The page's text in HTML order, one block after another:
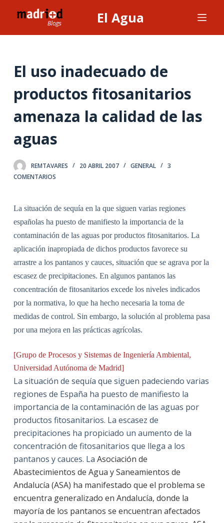
l
n
e
n
d
o
El Agua
El uso inadecuado de
productos fitosanitarios
amenaza la calidad de las
aguas
REMTAVARES 20 ABRIL 2007 GENERAL
3
COMENTARIOS
La situación de sequía en la que siguen varias regiones
españolas ha puesto de manifiesto la importancia de la
contaminación de las aguas por productos fitosanitarios. La
aplicación inapropiada de dichos productos favorece su
arrastre a los pantanos y cauces, situación que se agrava por la
escasez de precipitaciones. En algunos pantanos las
concentración de fitosanitarios excede los niveles indicados
por la normativa, lo que ha hecho necesaria la toma de
medidas de control. Sin embargo, la solución al problema pasa
por una mejora en las prácticas agrícolas.
[Grupo de Procesos y Sistemas de Ingeniería Ambiental,
Universidad Autónoma de Madrid]
La situación de sequía que siguen padeciendo varias
regiones de España ha puesto de manifiesto la
importancia de la contaminación de las aguas por
productos fitosanitarios. La escasez de
precipitaciones ha propiciado un aumento de la
concentración de fitosanitarios que llega a los
pantanos y cauces. La Asociación de
Abastecimientos de Agua y Saneamientos de
Andalucía (ASA) ha manifestado que el problema se
encuentra generalizado en Andalucía, donde la
mayoría de los pantanos se encuentran afectados